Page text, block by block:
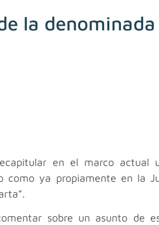
la
recapitular en el marco
ya propiamente en la
sobre un asunto de